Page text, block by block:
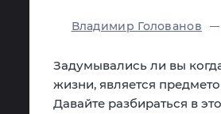
Владимир Голованов
Задумывались ли вы
жизни, является
Давайте разбираться в